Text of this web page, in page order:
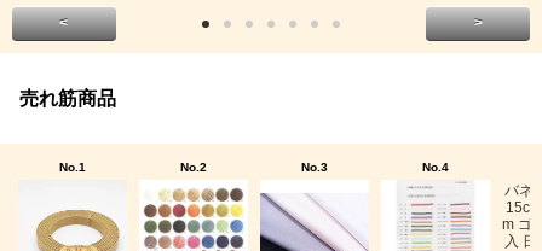
< >
売れ筋商品
No.1 No.2 No.3 No.4
バネ
m ゴ
入